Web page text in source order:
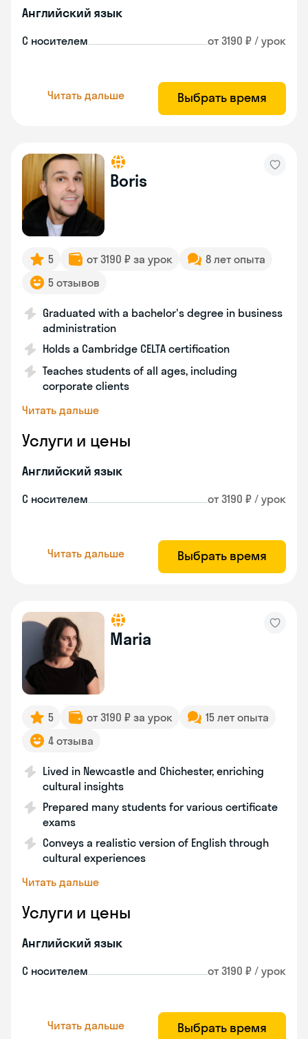
Английский язык
С носителем от 3190 ₽ / урок
Читать дальше Выбрать время
Boris
5 от 3190 ₽ за урок
8 лет опыта
5 отзывов
Graduated with a bachelor's degree in business
administration
Holds a Cambridge CELTA certification
Teaches students of all ages, including
corporate clients
Читать дальше
Услуги и цены
Английский язык
С носителем от 3190 ₽ / урок
Читать дальше Выбрать время
Maria
5 от 3190 ₽ за урок
15 лет опыта
4 отзыва
Lived in Newcastle and Chichester, enriching
cultural insights
Prepared many students for various certificate
exams
Conveys a realistic version of English through
cultural experiences
Читать дальше
Услуги и цены
Английский язык
С носителем от 3190 ₽ / урок
Читать дальше Выбрать время